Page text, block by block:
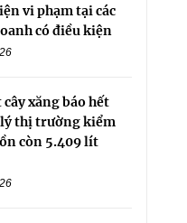
vi phạm tại các
có điều kiện
xăng báo hết
thị trường kiểm
còn 5.409 lít